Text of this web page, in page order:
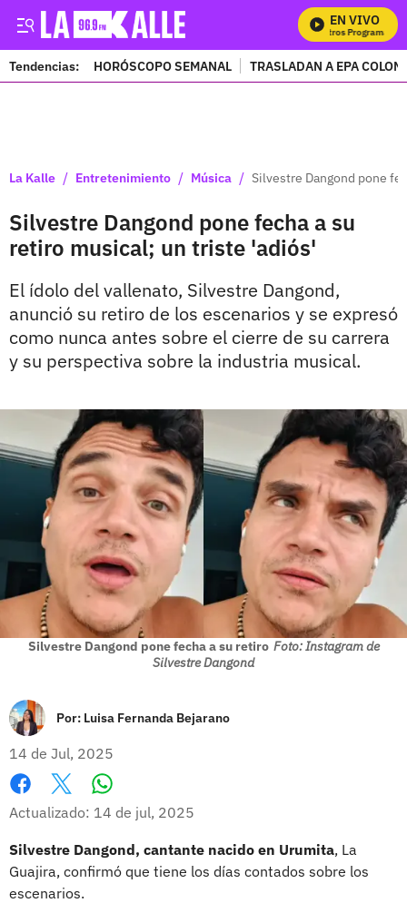
EN VIVO
Tendencias: HORÓSCOPO SEMANAL TRASLADAN A EPA
La Kalle / Entretenimiento / Música / Silvestre Dangond pone
Silvestre Dangond pone fecha a su
retiro musical; un triste 'adiós'
El ídolo del vallenato, Silvestre Dangond,
anunció su retiro de los escenarios y se expresó
como nunca antes sobre el cierre de su carrera
y su perspectiva sobre la industria musical.
Silvestre Dangond pone fecha a su retiro Foto: Instagram de
Silvestre Dangond
Por: Luisa Fernanda Bejarano
14 de Jul, 2025
Facebook
X
Actualizado: 14 de jul, 2025
Silvestre Dangond, cantante nacido en Urumita, La
Guajira, confirmó que tiene los días contados sobre los
escenarios.